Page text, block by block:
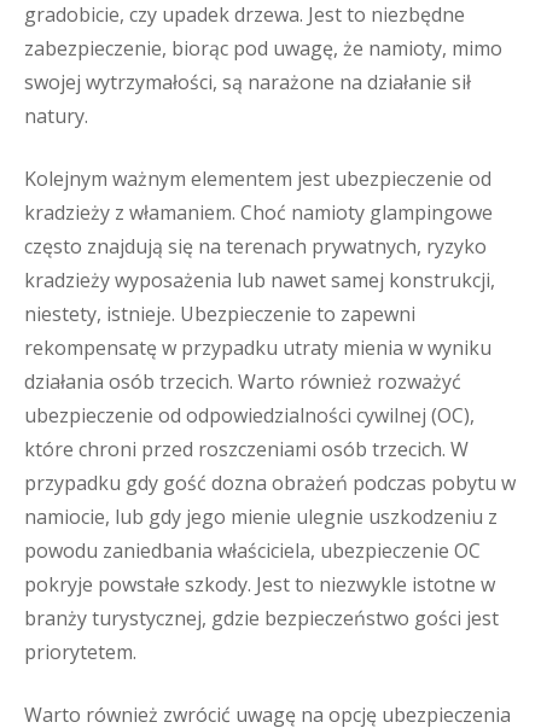
gradobicie, czy upadek drzewa. Jest to niezbędne
zabezpieczenie, biorąc pod uwagę, że namioty, mimo
swojej wytrzymałości, są narażone na działanie sił
natury.
Kolejnym ważnym elementem jest ubezpieczenie od
kradzieży z włamaniem. Choć namioty glampingowe
często znajdują się na terenach prywatnych, ryzyko
kradzieży wyposażenia lub nawet samej konstrukcji,
niestety, istnieje. Ubezpieczenie to zapewni
rekompensatę w przypadku utraty mienia w wyniku
działania osób trzecich. Warto również rozważyć
ubezpieczenie od odpowiedzialności cywilnej (OC),
które chroni przed roszczeniami osób trzecich. W
przypadku gdy gość dozna obrażeń podczas pobytu w
namiocie, lub gdy jego mienie ulegnie uszkodzeniu z
powodu zaniedbania właściciela, ubezpieczenie OC
pokryje powstałe szkody. Jest to niezwykle istotne w
branży turystycznej, gdzie bezpieczeństwo gości jest
priorytetem.
Warto również zwrócić uwagę na opcję ubezpieczenia